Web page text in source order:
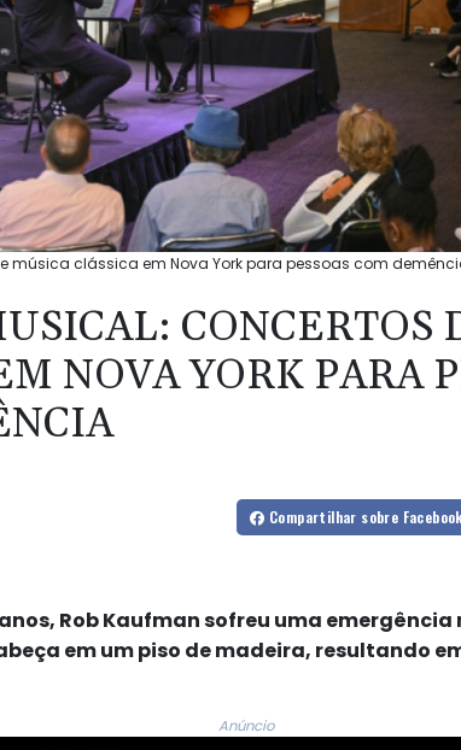
música clássica em Nova York para pessoas com
CONCERTOS
NOVA YORK PARA
Compartilhar sobre Facebook
Rob Kaufman sofreu uma emergência
em um piso de madeira, resultando
Anúncio